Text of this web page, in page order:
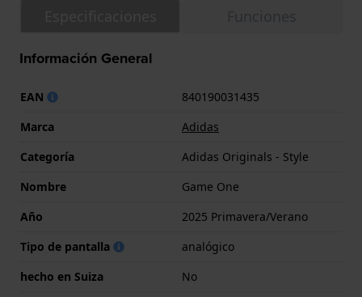
Información General
EAN
840190031435
Marca
Adidas
Categoría
Adidas Originals - Style
Nombre
Game One
Año
2025 Primavera/Verano
Tipo de pantalla
analógico
hecho en Suiza
No